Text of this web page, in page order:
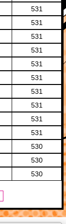
531
531
531
531
531
531
531
531
531
531
530
530
530